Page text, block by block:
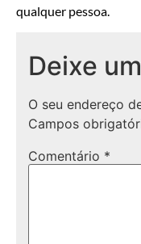
qualquer pessoa.
Deixe
O seu endereço
Campos
Comentário *